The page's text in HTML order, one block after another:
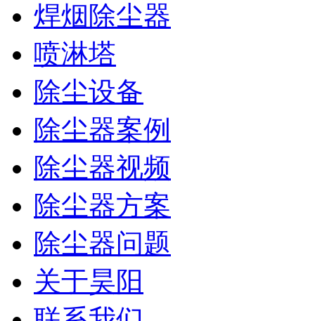
焊烟除尘器
喷淋塔
除尘设备
除尘器案例
除尘器视频
除尘器方案
除尘器问题
关于昊阳